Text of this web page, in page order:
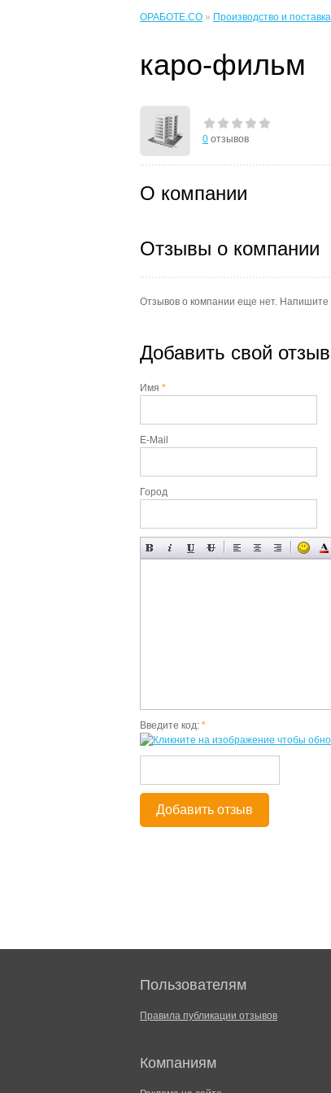
ОРАБОТЕ.CO » Производство и поставка
каро-фильм
0 отзывов
О компании
Отзывы о компании
Отзывов о компании еще нет. Напишите
Добавить свой отзыв
Имя *
E-Mail
Город
Введите код: *
Добавить отзыв
Пользователям
Правила публикации отзывов
Компаниям